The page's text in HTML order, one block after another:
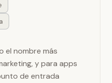
el nombre más
y para apps
de entrada